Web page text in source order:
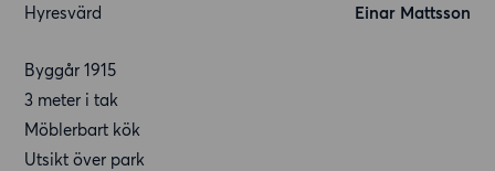
Hyresvärd
Einar Mattsson
Byggår 1915
3 meter i tak
Möblerbart kök
Utsikt över park